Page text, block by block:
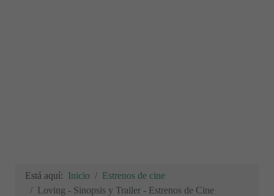
Está aquí: Inicio
Estrenos de cine
Loving - Sinopsis y Trailer - Estrenos de Cine